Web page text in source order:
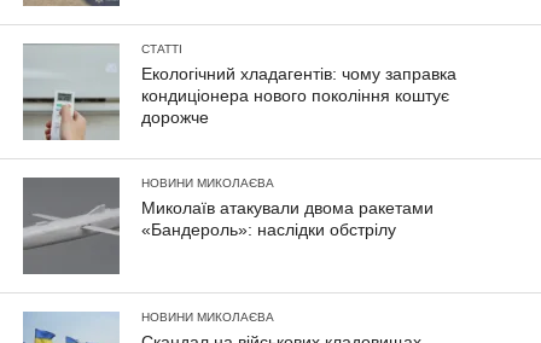
СТАТТІ
Екологічний хладагентів: чому заправка
кондиціонера нового покоління коштує
дорожче
НОВИНИ МИКОЛАЄВА
Миколаїв атакували двома ракетами
«Бандероль»: наслідки обстрілу
НОВИНИ МИКОЛАЄВА